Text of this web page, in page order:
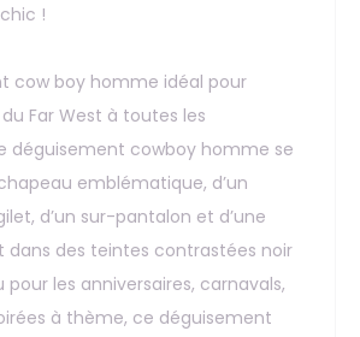
!
cow boy homme idéal pour
Far West à toutes les
déguisement cowboy homme se
emblématique, d’un
d’un sur-pantalon et d’une
dans des teintes contrastées noir
les anniversaires, carnavals,
à thème, ce déguisement